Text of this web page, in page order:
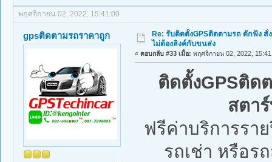
พฤศจิกายน 02, 2022, 15:41:00
gpsติดตามรถราคาถูก
Re: รับติดตั้งGPSติดตามรถ ดักฟัง สั่
ไม่ต้องลิงค์กับขนส่ง
« ตอบกลับ #33 เมื่อ: พฤศจิกายน 02, 2022,
ติดตั้งGPSติด
สตา
ฟรีค่าบริการรา
รถเช่า หรือร